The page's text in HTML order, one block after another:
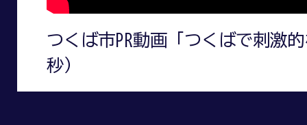
つくば市PR動画「つくばで刺激
秒）